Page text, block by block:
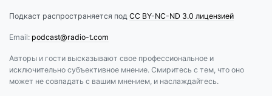
Подкаст распространяется под CC BY-NC-ND 3.0 лицензией
Email: podcast@radio-t.com
Авторы и гости высказывают свое профессиональное и
исключительно субъективное мнение. Смиритесь с тем, что оно
может не совпадать с вашим мнением, и наслаждайтесь.